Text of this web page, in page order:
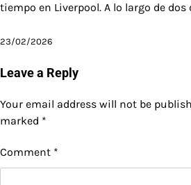
tiempo en Liverpool. A lo largo de dos
23/02/2026
Leave a Reply
Your email address will not be
marked *
Comment *